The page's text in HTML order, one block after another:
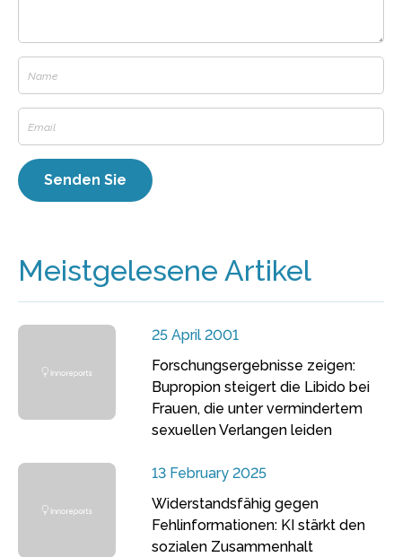
Meistgelesene Artikel
25 April 2001
Forschungsergebnisse zeigen:
Bupropion steigert die Libido bei
Frauen, die unter vermindertem
sexuellen Verlangen leiden
13 February 2025
Widerstandsfähig gegen
Fehlinformationen: KI stärkt den
sozialen Zusammenhalt